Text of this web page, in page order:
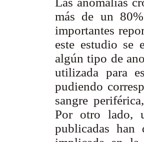
más de un
importantes
este estudio se
algún tipo de
utilizada para
pudiendo
sangre
Por otro lado,
publicadas han